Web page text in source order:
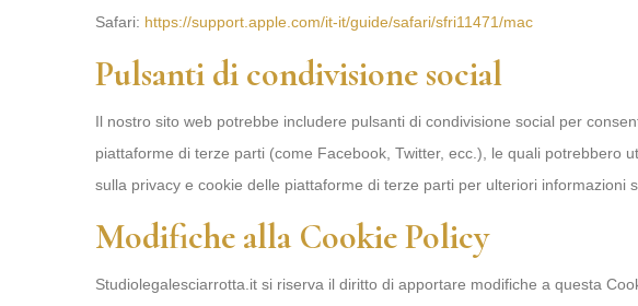
Safari: https://support.apple.com/it-it/guide/safari/sfri11471/mac
Pulsanti di condivisione social
Il nostro sito web potrebbe includere pulsanti di condivisione social per
piattaforme di terze parti (come Facebook, Twitter, ecc.), le quali potrebbero
sulla privacy e cookie delle piattaforme di terze parti per ulteriori informazioni
Modifiche alla Cookie Policy
Studiolegalesciarrotta.it si riserva il diritto di apportare modifiche a questa